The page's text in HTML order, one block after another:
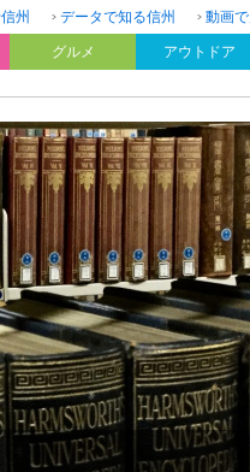
州 データで知る信州 動画
グルメ アウトドア